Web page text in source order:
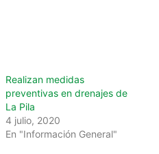
Realizan medidas
preventivas en drenajes de
La Pila
4 julio, 2020
En "Información General"